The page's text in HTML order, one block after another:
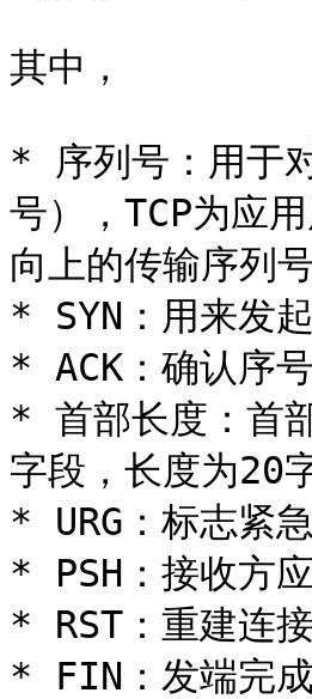
其中，
* 序列号：用于
号），TCP为应
向上的传输序列
* SYN：用来发
* ACK：确认序
* 首部长度：首
字段，长度为20
* URG：标志紧
* PSH：接收方
* RST：重建连接
* FIN：发端完